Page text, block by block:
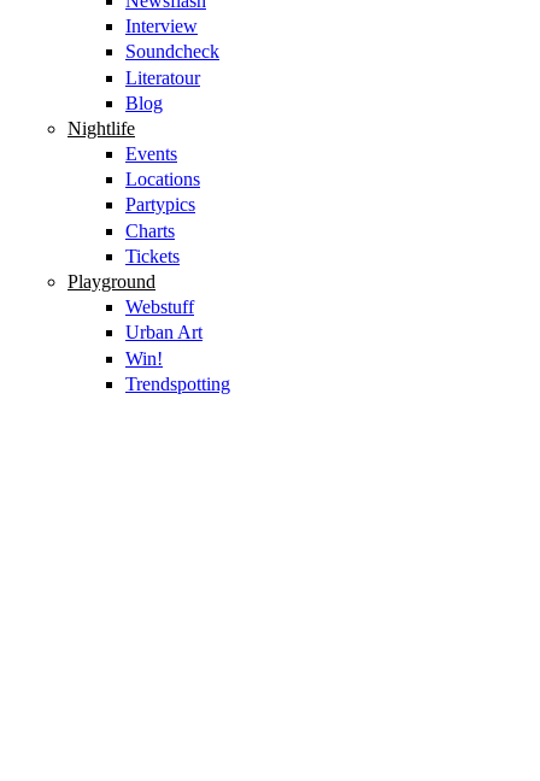
Interview
Soundcheck
Literatour
Blog
Nightlife
Events
Locations
Partypics
Charts
Tickets
Playground
Webstuff
Urban Art
Win!
Trendspotting